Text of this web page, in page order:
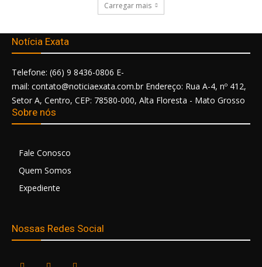
Carregar mais
Notícia Exata
Telefone: (66) 9 8436-0806 E-
mail: contato@noticiaexata.com.br Endereço: Rua A-4, nº 412,
Setor A, Centro, CEP: 78580-000, Alta Floresta - Mato Grosso
Sobre nós
Fale Conosco
Quem Somos
Expediente
Nossas Redes Social